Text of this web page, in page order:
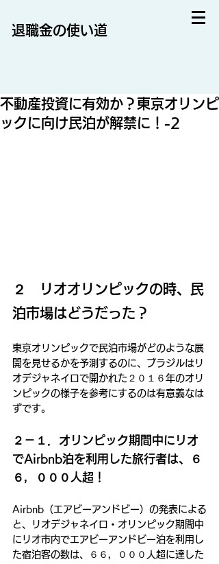
退職金の使い道
不動産投資に有効か？東京オリンピ
ックに向け民泊が解禁に！-2
２　リオオリンピックの時、民
泊市場はどうだった？
東京オリンピックで民泊市場がどのような展
開を見せるかを予測するのに、ブラジルはリ
オデジャネイロで開かれた２０１６年のオリ
ンピックの様子を参考にするのは有意義なは
ずです。
２－１．オリンピック期間中にリオ
でAirbnb泊を利用した旅行者は、６
６，０００人超！
Airbnb（エアビーアンドビー）の発表による
と、リオデジャネイロ・オリンピック期間中
にリオ市内でエアビーアンドビー泊を利用し
た宿泊客の数は、６６，０００人超に達した